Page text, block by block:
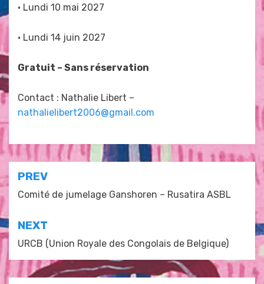
• Lundi 10 mai 2027
• Lundi 14 juin 2027
Gratuit – Sans réservation
Contact : Nathalie Libert –
nathalielibert2006@gmail.com
Navigation
de
l’article
PREV
Comité de jumelage Ganshoren – Rusatira ASBL
NEXT
URCB (Union Royale des Congolais de Belgique)